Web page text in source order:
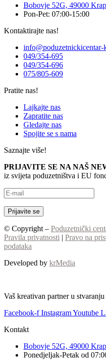
Bobovje 52G, 49000
Pon-Pet: 07:00-15:00
Kontaktirajte nas!
info@poduzetnickicentar-
049/354-695
049/354-696
075/805-609
Pratite nas!
Lajkajte nas
Zapratite nas
Gledajte nas
Spojite se s nama
Saznajte više!
PRIJAVITE SE NA NAŠ
iz svijeta poduzetništva i EU
© Copyright – Poduzetnički
Pravila privatnosti | Pravo na
podataka
Developed by krMedia
Vaš kreativan partner u
Facebook-f InstagramYoutube
Kontakt
Bobovje 52G, 49000
Ponedjeljak-Petak od